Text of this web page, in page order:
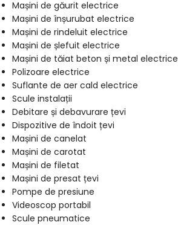
Mașini de găurit electrice
Mașini de înșurubat electrice
Mașini de rindeluit electrice
Mașini de șlefuit electrice
Mașini de tăiat beton și metal electrice
Polizoare electrice
Suflante de aer cald electrice
Scule instalații
Debitare și debavurare țevi
Dispozitive de îndoit țevi
Mașini de canelat
Mașini de carotat
Mașini de filetat
Mașini de presat țevi
Pompe de presiune
Videoscop portabil
Scule pneumatice